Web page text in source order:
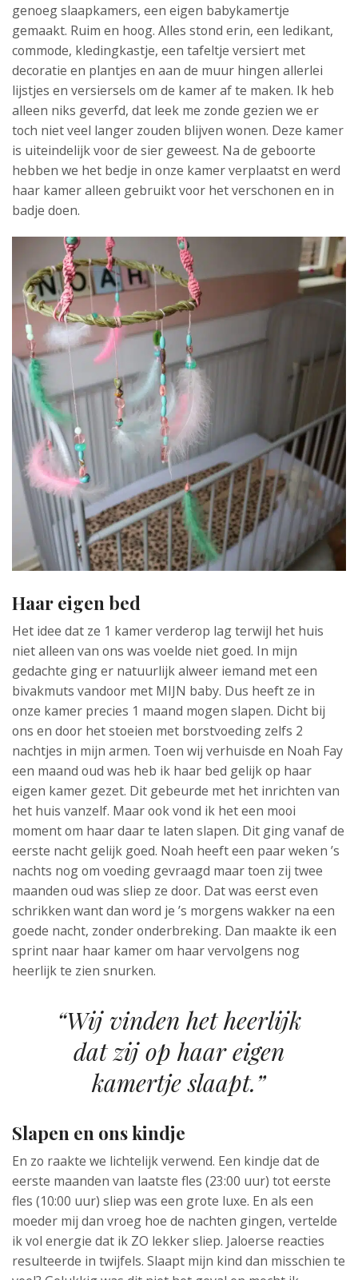
genoeg slaapkamers, een eigen babykamertje
gemaakt. Ruim en hoog. Alles stond erin, een ledikant,
commode, kledingkastje, een tafeltje versiert met
decoratie en plantjes en aan de muur hingen allerlei
lijstjes en versiersels om de kamer af te maken. Ik heb
alleen niks geverfd, dat leek me zonde gezien we er
toch niet veel langer zouden blijven wonen. Deze kamer
is uiteindelijk voor de sier geweest. Na de geboorte
hebben we het bedje in onze kamer verplaatst en werd
haar kamer alleen gebruikt voor het verschonen en in
badje doen.
Haar eigen bed
Het idee dat ze 1 kamer verderop lag terwijl het huis
niet alleen van ons was voelde niet goed. In mijn
gedachte ging er natuurlijk alweer iemand met een
bivakmuts vandoor met MIJN baby. Dus heeft ze in
onze kamer precies 1 maand mogen slapen. Dicht bij
ons en door het stoeien met borstvoeding zelfs 2
nachtjes in mijn armen. Toen wij verhuisde en Noah Fay
een maand oud was heb ik haar bed gelijk op haar
eigen kamer gezet. Dit gebeurde met het inrichten van
het huis vanzelf. Maar ook vond ik het een mooi
moment om haar daar te laten slapen. Dit ging vanaf de
eerste nacht gelijk goed. Noah heeft een paar weken ’s
nachts nog om voeding gevraagd maar toen zij twee
maanden oud was sliep ze door. Dat was eerst even
schrikken want dan word je ’s morgens wakker na een
goede nacht, zonder onderbreking. Dan maakte ik een
sprint naar haar kamer om haar vervolgens nog
heerlijk te zien snurken.
“Wij vinden het heerlijk
dat zij op haar eigen
kamertje slaapt.”
Slapen en ons kindje
En zo raakte we lichtelijk verwend. Een kindje dat de
eerste maanden van laatste fles (23:00 uur) tot eerste
fles (10:00 uur) sliep was een grote luxe. En als een
moeder mij dan vroeg hoe de nachten gingen, vertelde
ik vol energie dat ik ZO lekker sliep. Jaloerse reacties
resulteerde in twijfels. Slaapt mijn kind dan misschien te